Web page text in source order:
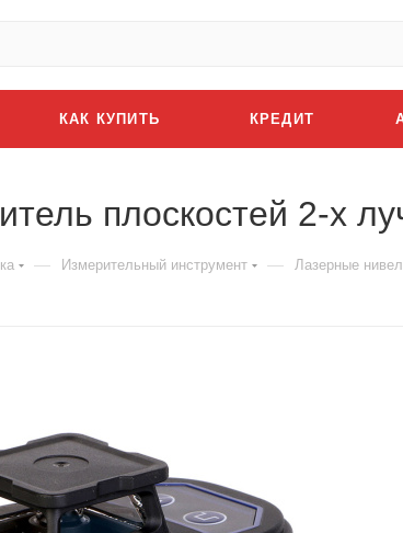
КАК КУПИТЬ КРЕДИТ
плоскостей 2-х
— Измерительный инструмент — Лазерные